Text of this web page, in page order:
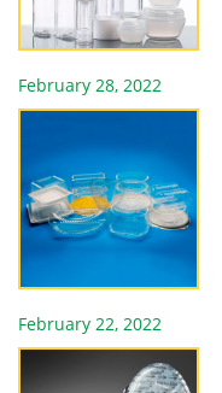
February 28, 2022
February 22, 2022